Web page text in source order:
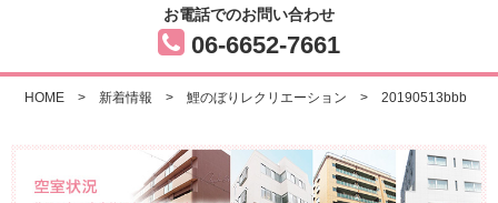
お電話でのお問い合わせ
06-6652-7661
HOME > 新着情報 > 鯉のぼりレクリエーション > 20190513bbb